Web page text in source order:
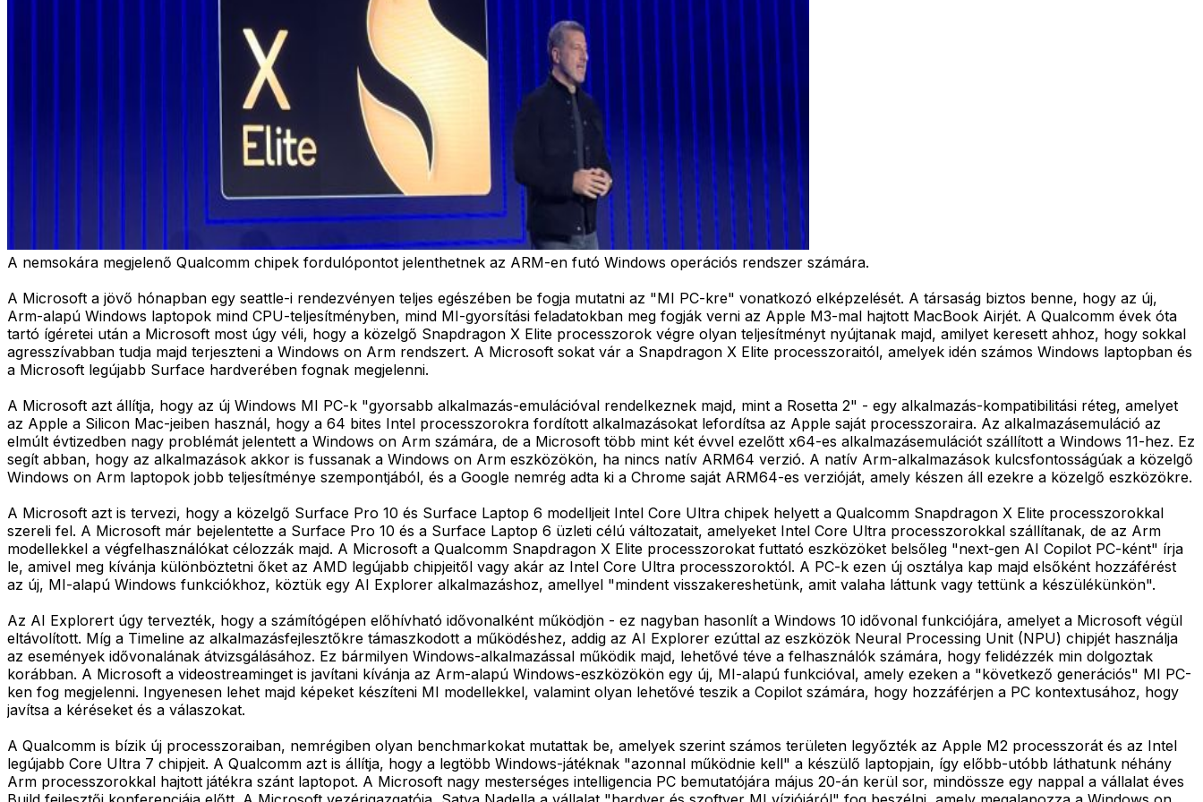
A nemsokára megjelenő Qualcomm chipek fordulópontot jelenthetnek az ARM-en futó Windows operációs rendszer számára.
A Microsoft a jövő hónapban egy seattle-i rendezvényen teljes egészében be fogja mutatni az "MI PC-kre" vonatkozó elképzelését. A társaság biztos benne, hogy az új,
Arm-alapú Windows laptopok mind CPU-teljesítményben, mind MI-gyorsítási feladatokban meg fogják verni az Apple M3-mal hajtott MacBook Airjét. A Qualcomm évek óta
tartó ígéretei után a Microsoft most úgy véli, hogy a közelgő Snapdragon X Elite processzorok végre olyan teljesítményt nyújtanak majd, amilyet keresett ahhoz, hogy sokkal
agresszívabban tudja majd terjeszteni a Windows on Arm rendszert. A Microsoft sokat vár a Snapdragon X Elite processzoraitól, amelyek idén számos Windows laptopban és
a Microsoft legújabb Surface hardverében fognak megjelenni.
A Microsoft azt állítja, hogy az új Windows MI PC-k "gyorsabb alkalmazás-emulációval rendelkeznek majd, mint a Rosetta 2" - egy alkalmazás-kompatibilitási réteg, amelyet
az Apple a Silicon Mac-jeiben használ, hogy a 64 bites Intel processzorokra fordított alkalmazásokat lefordítsa az Apple saját processzoraira. Az alkalmazásemuláció az
elmúlt évtizedben nagy problémát jelentett a Windows on Arm számára, de a Microsoft több mint két évvel ezelőtt x64-es alkalmazásemulációt szállított a Windows 11-hez. Ez
segít abban, hogy az alkalmazások akkor is fussanak a Windows on Arm eszközökön, ha nincs natív ARM64 verzió. A natív Arm-alkalmazások kulcsfontosságúak a közelgő
Windows on Arm laptopok jobb teljesítménye szempontjából, és a Google nemrég adta ki a Chrome saját ARM64-es verzióját, amely készen áll ezekre a közelgő eszközökre.
A Microsoft azt is tervezi, hogy a közelgő Surface Pro 10 és Surface Laptop 6 modelljeit Intel Core Ultra chipek helyett a Qualcomm Snapdragon X Elite processzorokkal
szereli fel. A Microsoft már bejelentette a Surface Pro 10 és a Surface Laptop 6 üzleti célú változatait, amelyeket Intel Core Ultra processzorokkal szállítanak, de az Arm
modellekkel a végfelhasználókat célozzák majd. A Microsoft a Qualcomm Snapdragon X Elite processzorokat futtató eszközöket belsőleg "next-gen AI Copilot PC-ként" írja
le, amivel meg kívánja különböztetni őket az AMD legújabb chipjeitől vagy akár az Intel Core Ultra processzoroktól. A PC-k ezen új osztálya kap majd elsőként hozzáférést
az új, MI-alapú Windows funkciókhoz, köztük egy AI Explorer alkalmazáshoz, amellyel "mindent visszakereshetünk, amit valaha láttunk vagy tettünk a készülékünkön".
Az AI Explorert úgy tervezték, hogy a számítógépen előhívható idővonalként működjön - ez nagyban hasonlít a Windows 10 idővonal funkciójára, amelyet a Microsoft végül
eltávolított. Míg a Timeline az alkalmazásfejlesztőkre támaszkodott a működéshez, addig az AI Explorer ezúttal az eszközök Neural Processing Unit (NPU) chipjét használja
az események idővonalának átvizsgálásához. Ez bármilyen Windows-alkalmazással működik majd, lehetővé téve a felhasználók számára, hogy felidézzék min dolgoztak
korábban. A Microsoft a videostreaminget is javítani kívánja az Arm-alapú Windows-eszközökön egy új, MI-alapú funkcióval, amely ezeken a "következő generációs" MI PC-
ken fog megjelenni. Ingyenesen lehet majd képeket készíteni MI modellekkel, valamint olyan lehetővé teszik a Copilot számára, hogy hozzáférjen a PC kontextusához, hogy
javítsa a kéréseket és a válaszokat.
A Qualcomm is bízik új processzoraiban, nemrégiben olyan benchmarkokat mutattak be, amelyek szerint számos területen legyőzték az Apple M2 processzorát és az Intel
legújabb Core Ultra 7 chipjeit. A Qualcomm azt is állítja, hogy a legtöbb Windows-játéknak "azonnal működnie kell" a készülő laptopjain, így előbb-utóbb láthatunk néhány
Arm processzorokkal hajtott játékra szánt laptopot. A Microsoft nagy mesterséges intelligencia PC bemutatójára május 20-án kerül sor, mindössze egy nappal a vállalat éves